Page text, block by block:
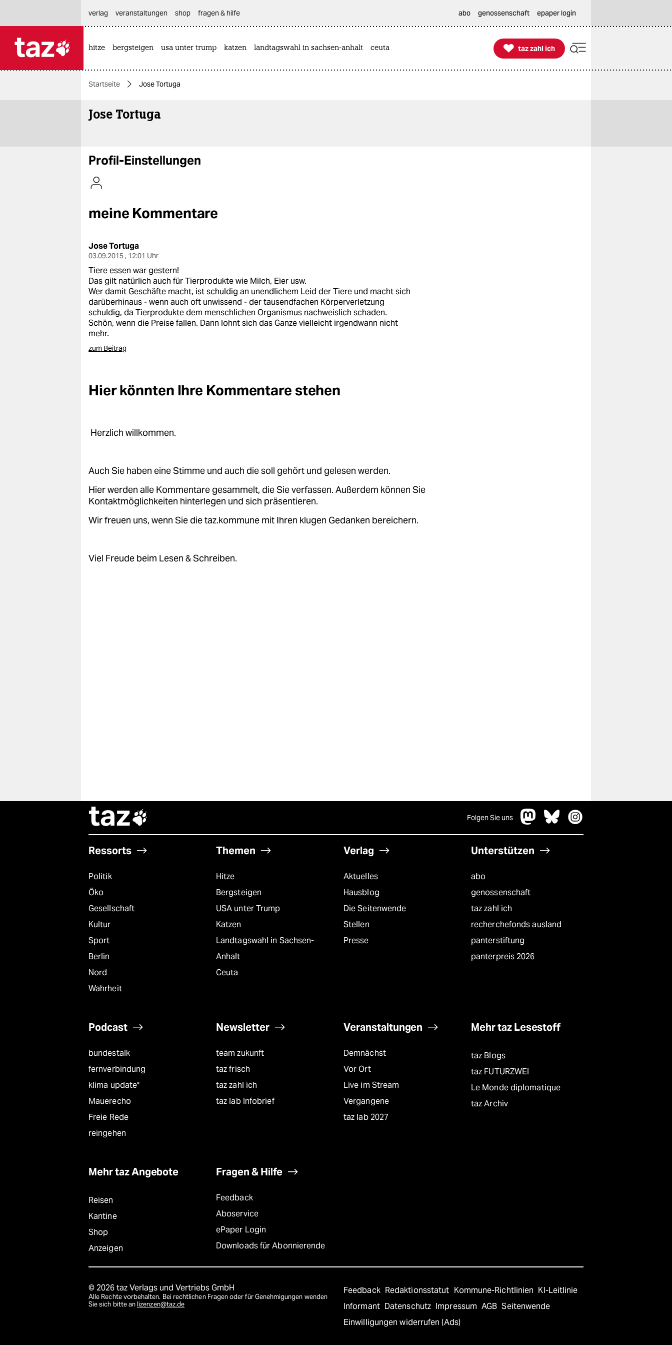
themen
politik
gesellschaft
kultur
nord
wahrheit
verlag
verlag
veranstaltungen
shop
unterstützen
genossenschaft
verlag
veranstaltungen shop fragen & hilfe abo genossenschaft epaper login
hitze bergsteigen usa unter trump katzen landtagswahl in sachsen-anhalt ceuta 
taz zahl ich
taz zahl ich
Startseite Jose Tortuga
Jose Tortuga
Profil-Einstellungen
meine Kommentare
Jose Tortuga
03.09.2015 , 12:01 Uhr
Tiere essen war gestern!
Das gilt natürlich auch für Tierprodukte wie Milch, Eier usw.
Wer damit Geschäfte macht, ist schuldig an unendlichem Leid der Tiere und macht sich
darüberhinaus - wenn auch oft unwissend - der tausendfachen Körperverletzung
schuldig, da Tierprodukte dem menschlichen Organismus nachweislich schaden.
Schön, wenn die Preise fallen. Dann lohnt sich das Ganze vielleicht irgendwann nicht
mehr.
zum Beitrag
Hier könnten Ihre Kommentare stehen
Herzlich willkommen.
Auch Sie haben eine Stimme und auch die soll gehört und gelesen werden.
Hier werden alle Kommentare gesammelt, die Sie verfassen. Außerdem können Sie
Kontaktmöglichkeiten hinterlegen und sich präsentieren.
Wir freuen uns, wenn Sie die taz.kommune mit Ihren klugen Gedanken bereichern.
Viel Freude beim Lesen & Schreiben.
taz Folgen Sie uns
Ressorts
Politik
Öko
Gesellschaft
Kultur
Sport
Berlin
Nord
Wahrheit
Themen
Hitze
Bergsteigen
USA unter Trump
Katzen
Landtagswahl in Sachsen-
Anhalt
Ceuta
Verlag
Aktuelles
Hausblog
Die Seitenwende
Stellen
Presse
Unterstützen
abo
genossenschaft
taz zahl ich
recherchefonds ausland
panterstiftung
panterpreis 2026
Podcast
bundestalk
fernverbindung
klima update°
Mauerecho
Freie Rede
reingehen
Newsletter
team zukunft
taz frisch
taz zahl ich
taz lab Infobrief
Veranstaltungen
Demnächst
Vor Ort
Live im Stream
Vergangene
taz lab 2027
Mehr taz Lesestoff
taz Blogs
taz FUTURZWEI
Le Monde diplomatique
taz Archiv
Mehr taz Angebote
Reisen
Kantine
Shop
Anzeigen
Fragen & Hilfe
Feedback
Aboservice
ePaper Login
Downloads für Abonnierende
© 2026 taz Verlags und Vertriebs GmbH
Alle Rechte vorbehalten. Bei rechtlichen Fragen oder für Genehmigungen wenden
Sie sich bitte an lizenzen@taz.de
Feedback Redaktionsstatut Kommune-Richtlinien KI-Leitlinie
Informant Datenschutz Impressum AGB Seitenwende
Einwilligungen widerrufen (Ads)